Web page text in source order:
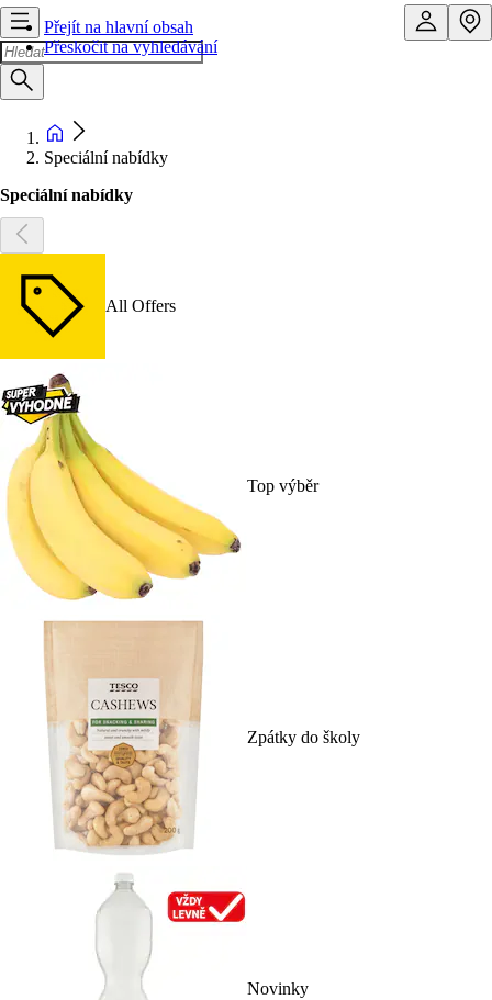
Přejít na hlavní obsah
Přeskočit na vyhledávání
Speciální nabídky
Speciální nabídky
All Offers
Top výběr
Zpátky do školy
Novinky